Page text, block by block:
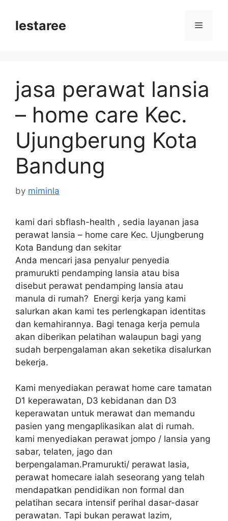
contentlestaree Menu
jasa perawat lansia
– home care Kec.
Ujungberung Kota
Bandung
by miminla
kami dari sbflash-health , sedia layanan jasa
perawat lansia – home care Kec. Ujungberung
Kota Bandung dan sekitar
Anda mencari jasa penyalur penyedia
pramurukti pendamping lansia atau bisa
disebut perawat pendamping lansia atau
manula di rumah? Energi kerja yang kami
salurkan akan kami tes perlengkapan identitas
dan kemahirannya. Bagi tenaga kerja pemula
akan diberikan pelatihan walaupun bagi yang
sudah berpengalaman akan seketika disalurkan
bekerja.
Kami menyediakan perawat home care tamatan
D1 keperawatan, D3 kebidanan dan D3
keperawatan untuk merawat dan memandu
pasien yang mengaplikasikan alat di rumah.
kami menyediakan perawat jompo / lansia yang
sabar, telaten, jago dan
berpengalaman.Pramurukti/ perawat lasia,
perawat homecare ialah seseorang yang telah
mendapatkan pendidikan non formal dan
pelatihan secara intensif perihal dasar-dasar
perawatan. Tapi bukan perawat lazim,